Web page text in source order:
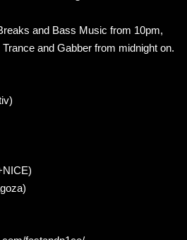
and Bass Music from 10pm,
and Gabber from midnight on.